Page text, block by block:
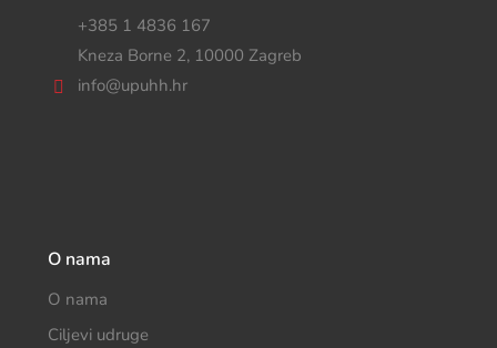
+385 1 4836 167
Kneza Borne 2, 10000 Zagreb
info@upuhh.hr
O nama
O nama
Ciljevi udruge